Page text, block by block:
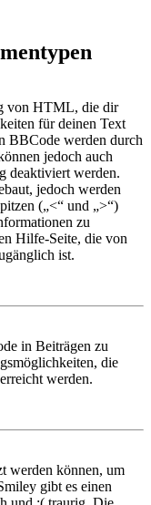
von HTML, die dir
für deinen Text
BBCode werden durch
jedoch auch
deaktiviert werden.
jedoch werden
(„<“ und „>“)
zu
Hilfe-Seite, die von
ist.
in Beiträgen zu
die
werden.
werden können, um
gibt es einen